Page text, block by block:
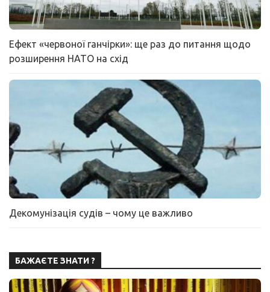
Ефект «червоної ганчірки»: ще раз до питання щодо
розширення НАТО на схід
Декомунізація судів – чому це важливо
БАЖАЄТЕ ЗНАТИ ?